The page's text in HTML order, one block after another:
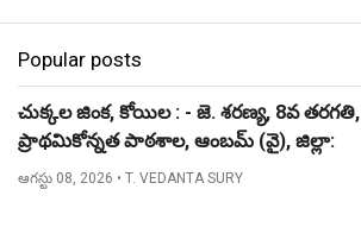
Popular posts
చుక్కల జింక, కోయిల : - జె. శరణ్య, 8వ తరగతి,
ప్రాథమికోన్నత పాఠశాల, ఆంబమ్ (వై), జిల్లా:
నిజామాబాద్.
ఆగస్టు 08, 2026 • T. VEDANTA SURY